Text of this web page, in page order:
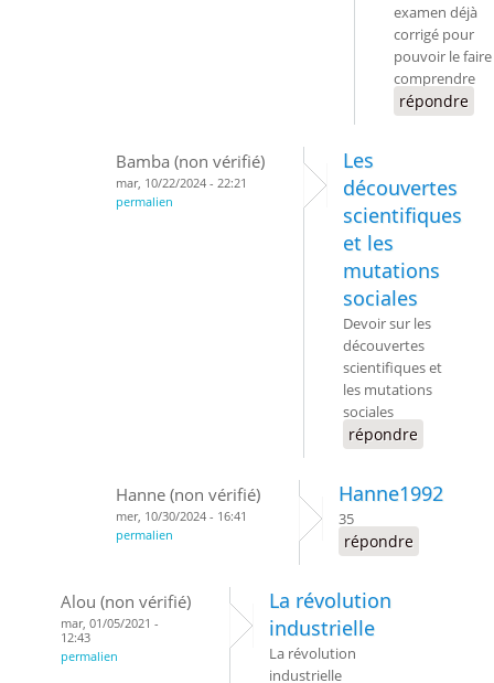
examen déjà
corrigé pour
pouvoir le
comprendre
répondre
Bamba (non vérifié)
mar, 10/22/2024 - 22:21
permalien
Les
découvertes
scientifiques
et les
mutations
sociales
Devoir sur les
découvertes
scientifiques et
les mutations
sociales
répondre
Hanne (non vérifié)
mer, 10/30/2024 - 16:41
permalien
Hanne1992
35
répondre
Alou (non vérifié)
mar, 01/05/2021 -
12:43
permalien
La révolution
industrielle
La révolution
industrielle